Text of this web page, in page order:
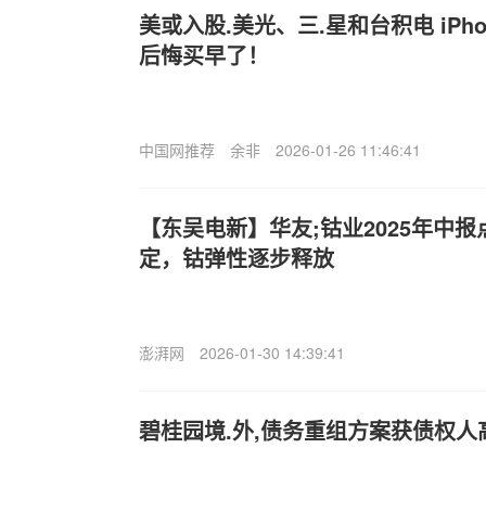
美或入股.美光、三.星和台积电
后悔买早了！
中国网推荐 余非 2026-01-26 11:46:41
【东吴电新】华友;钴业2025年中
定，钴弹性逐步释放
澎湃网 2026-01-30 14:39:41
碧桂园境.外,债务重组方案获债权人